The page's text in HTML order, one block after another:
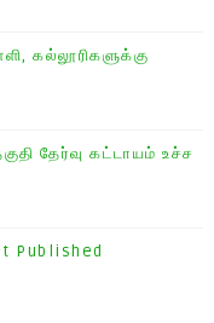
கல்லூரிகளுக்கு
தேர்வு கட்டாயம் உச்ச
Published